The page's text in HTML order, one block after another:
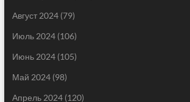
Август 2024(79)
Июль 2024(106)
Июнь 2024(105)
Май 2024(98)
Апрель 2024(120)